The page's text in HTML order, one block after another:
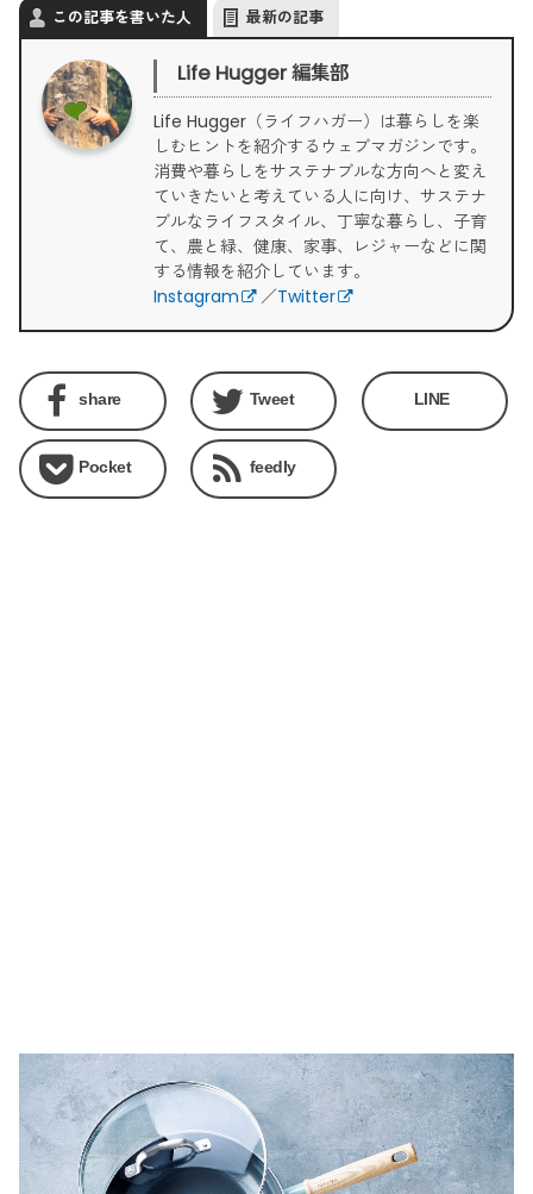
この記事を書いた人 最新の記事
Life Hugger 編集部
Life Hugger（ライフハガー）は暮らしを楽
しむヒントを紹介するウェブマガジンです。
消費や暮らしをサステナブルな方向へと変え
ていきたいと考えている人に向け、サステナ
ブルなライフスタイル、丁寧な暮らし、子育
て、農と緑、健康、家事、レジャーなどに関
する情報を紹介しています。
Instagram
／Twitter
share Tweet LINE
Pocket feedly